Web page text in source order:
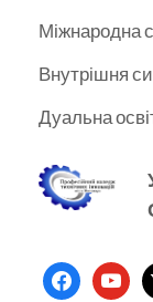
Міжнародна
Внутрішня
Дуальна
facebook